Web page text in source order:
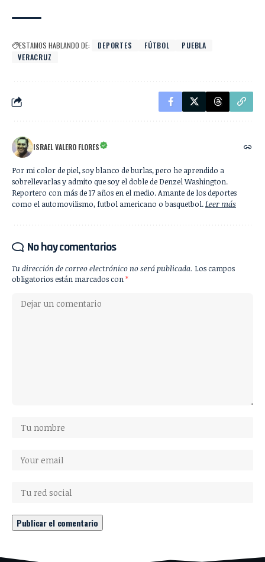
ESTAMOS HABLANDO DE: DEPORTES FÚTBOL
PUEBLA
VERACRUZ
ISRAEL VALERO FLORES
Por mi color de piel, soy blanco de burlas, pero he aprendido a
sobrellevarlas y admito que soy el doble de Denzel Washington.
Reportero con más de 17 años en el medio. Amante de los deportes
como el automovilismo, futbol americano o basquetbol.Leer más
No hay comentarios
Tu dirección de correo electrónico no será publicada. Los campos
obligatorios están marcados con*